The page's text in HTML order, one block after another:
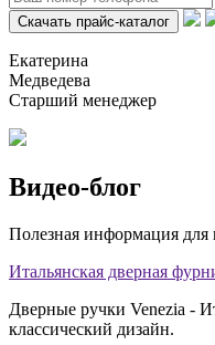
Екатерина
Медведева
Старший менеджер
Видео-блог
Полезная информация для
Итальянская дверная
Дверные ручки Venezia -
классический дизайн.